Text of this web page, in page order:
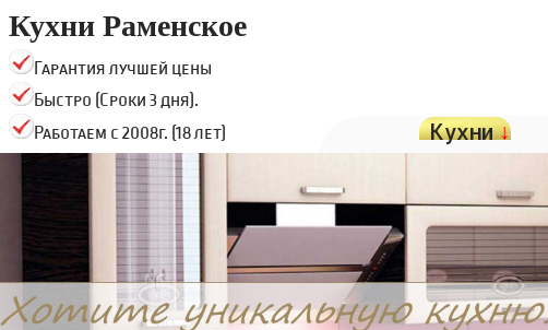
Кухни Раменское
Гарантия лучшей цены
Быстро (Сроки 3 дня).
Работаем с 2008г. (18 лет)
Кухни↓